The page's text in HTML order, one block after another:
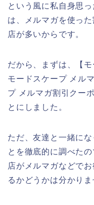
という風に私自身思
は、メルマガを使っ
店が多いからです。
だから、まずは、【
モードスケープ メル
プ メルマガ割引クー
とにしました。
ただ、友達と一緒に
とを徹底的に調べた
店がメルマガなどで
るかどうかは分かりま